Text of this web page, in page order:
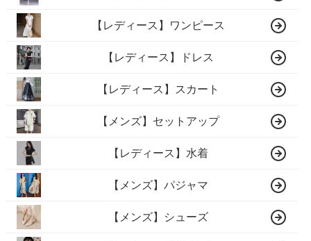
【レディース】ワンピース
【レディース】ドレス
【レディース】スカート
【メンズ】セットアップ
【レディース】水着
【メンズ】パジャマ
【メンズ】シューズ